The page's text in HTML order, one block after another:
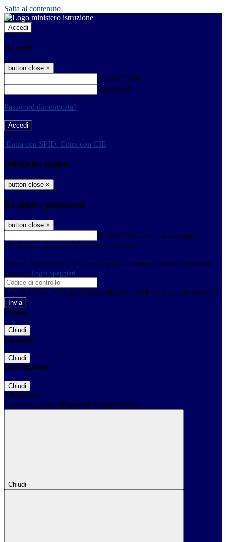
Salta al contenuto
Accedi
Accedi
button close ×
Nome Utente
Password
Password dimenticata?
-
Entra con SPID Entra con CIE
Seleziona utente
button close ×
Recupero password
button close ×
E-mail Verrà inviato un messaggio
all'indirizzo indicato con le istruzioni necessarie.
Non hai una e-mail associata al nome utente? Effettua il reset della password
tramite la Login Spaggiari
E-mail inviata, si prega di controllare la casella di posta elettronica!
Errore
Chiudi
Successo
Chiudi
Informazione
Chiudi
Attendere...
Attendere il completamento dell'operazione...
Chiudi